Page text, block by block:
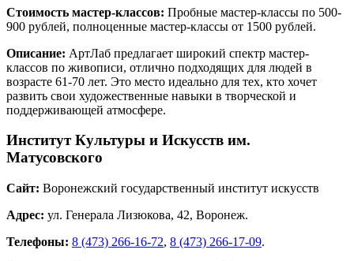
Стоимость мастер-классов: Пробные мастер-классы по 500-
900 рублей, полноценные мастер-классы от 1500 рублей.
Описание: АртЛаб предлагает широкий спектр мастер-
классов по живописи, отлично подходящих для людей в
возрасте 61-70 лет. Это место идеально для тех, кто хочет
развить свои художественные навыки в творческой и
поддерживающей атмосфере​​​​​​​​​​.
Институт Культуры и Искусств им.
Матусовского
Сайт: Воронежский государственный институт искусств
Адрес: ул. Генерала Лизюкова, 42, Воронеж.
Телефоны: 8 (473) 266-16-72, 8 (473) 266-17-09.